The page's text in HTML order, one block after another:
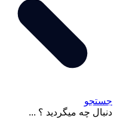
جستجو
دنبال چه میگردید ؟ ...